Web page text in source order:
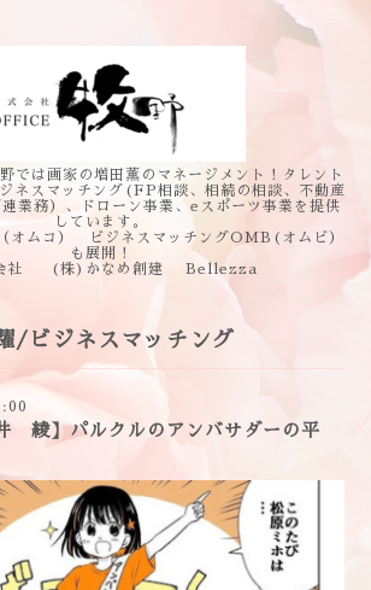
では画家の増田薫のマネージメント！タレント
ネスマッチング(FP相談、相続の相談、不動産
業務）、ドローン事業、eスポーツ事業を提供
しています。
オムコ） ビジネスマッチングOMB(オムビ）
も展開！
会社 (株)かなめ創建 Bellezza
/ビジネスマッチング
綾】パルクルのアンバサダーの平